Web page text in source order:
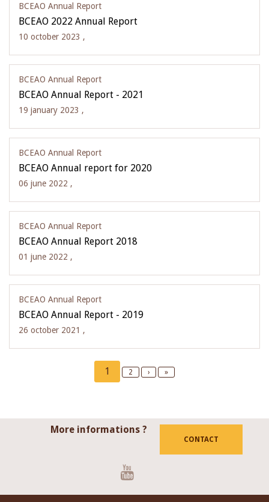
BCEAO Annual Report
BCEAO 2022 Annual Report
10 october 2023 ,
BCEAO Annual Report
BCEAO Annual Report - 2021
19 january 2023 ,
BCEAO Annual Report
BCEAO Annual report for 2020
06 june 2022 ,
BCEAO Annual Report
BCEAO Annual Report 2018
01 june 2022 ,
BCEAO Annual Report
BCEAO Annual Report - 2019
26 october 2021 ,
Current
page
1 Page
2
Next
›
Last
»
More informations ?
CONTACT